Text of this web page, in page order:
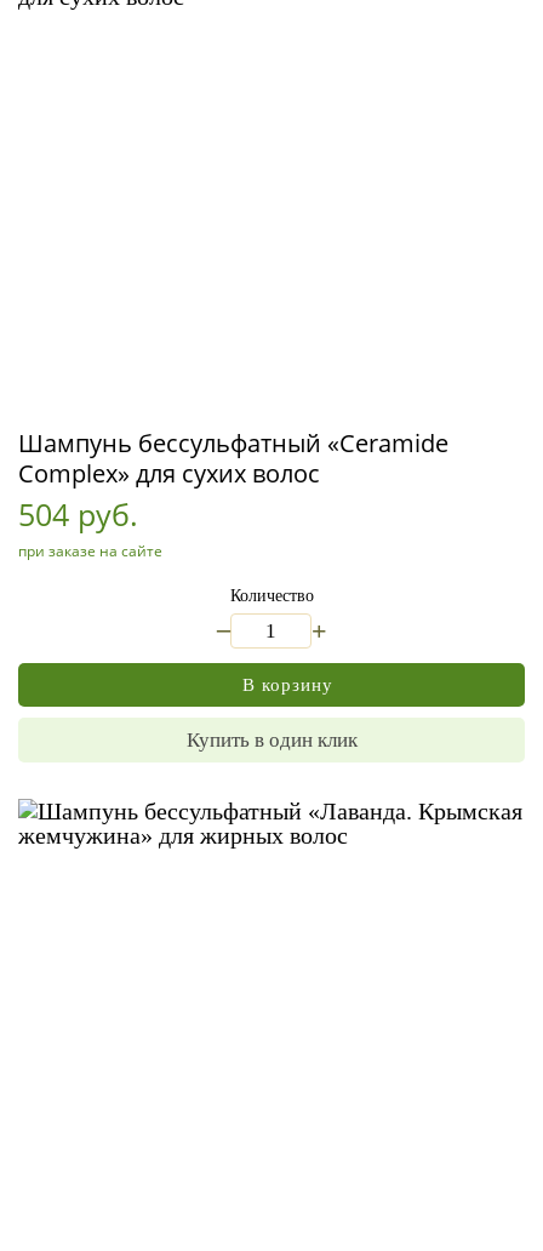
Шампунь бессульфатный «Ceramide
Complex» для сухих волос
504 руб.
при заказе на сайте
Количество
+
В корзину
Купить в один клик